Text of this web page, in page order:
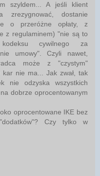
szyldem... A jeśli klient
zrezygnować, dostanie
o przeróżne opłaty, z
z regulaminem) "nie są to
cywilnego za
umowy". Czyli nawet,
może z "czystym"
nie ma... Jak zwał, tak
nie odzyska wszystkich
dobrze oprocentowanym
oprocentowane IKE bez
Czy tylko w